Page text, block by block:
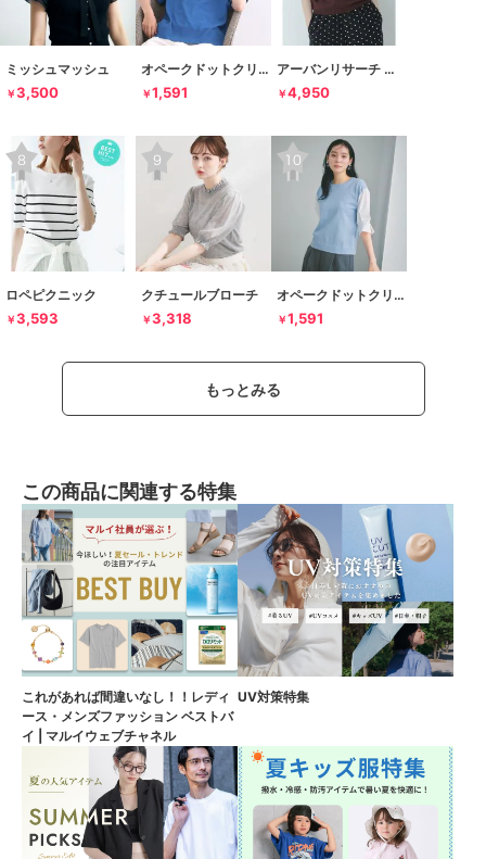
ミッシュマッシュ
￥3,500
オペークドットクリップ
￥1,591
アーバンリサーチ サニーレーベル
￥4,950
ロペピクニック
￥3,593
クチュールブローチ
￥3,318
オペークドットクリップ
￥1,591
もっとみる
この商品に関連する特集
これがあれば間違いなし！！レディ
ース・メンズファッション ベストバ
イ | マルイウェブチャネル
UV対策特集